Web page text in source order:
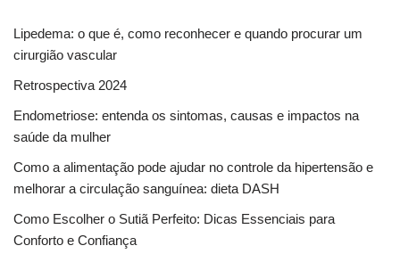
Lipedema: o que é, como reconhecer e quando procurar um
cirurgião vascular
Retrospectiva 2024
Endometriose: entenda os sintomas, causas e impactos na
saúde da mulher
Como a alimentação pode ajudar no controle da hipertensão e
melhorar a circulação sanguínea: dieta DASH
Como Escolher o Sutiã Perfeito: Dicas Essenciais para
Conforto e Confiança